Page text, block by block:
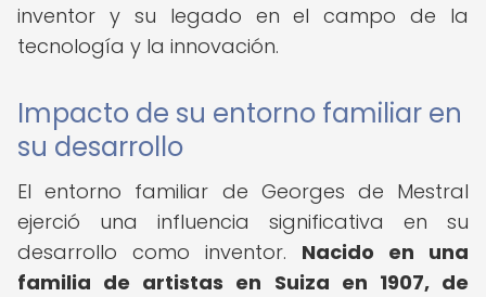
inventor y su legado en el campo de la
tecnología y la innovación.
Impacto de su entorno familiar en
su desarrollo
El entorno familiar de Georges de Mestral
ejerció una influencia significativa en su
desarrollo como inventor. Nacido en una
familia de artistas en Suiza en 1907, de